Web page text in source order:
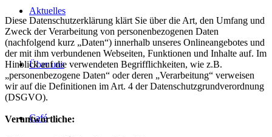
Aktuelles
Über uns
Café
Diese Datenschutzerklärung klärt Sie über die Art, den Umfang und
Zweck der Verarbeitung von personenbezogenen Daten
(nachfolgend kurz „Daten“) innerhalb unseres Onlineangebotes und
der mit ihm verbundenen Webseiten, Funktionen und Inhalte auf. Im
Hinblick auf die verwendeten Begrifflichkeiten, wie z.B.
„personenbezogene Daten“ oder deren „Verarbeitung“ verweisen
wir auf die Definitionen im Art. 4 der Datenschutzgrundverordnung
(DSGVO).
Verantwortliche: